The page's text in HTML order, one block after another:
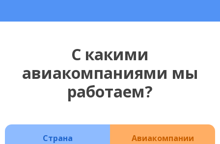
С какими
авиакомпаниями мы
работаем?
Страна Авиакомпании